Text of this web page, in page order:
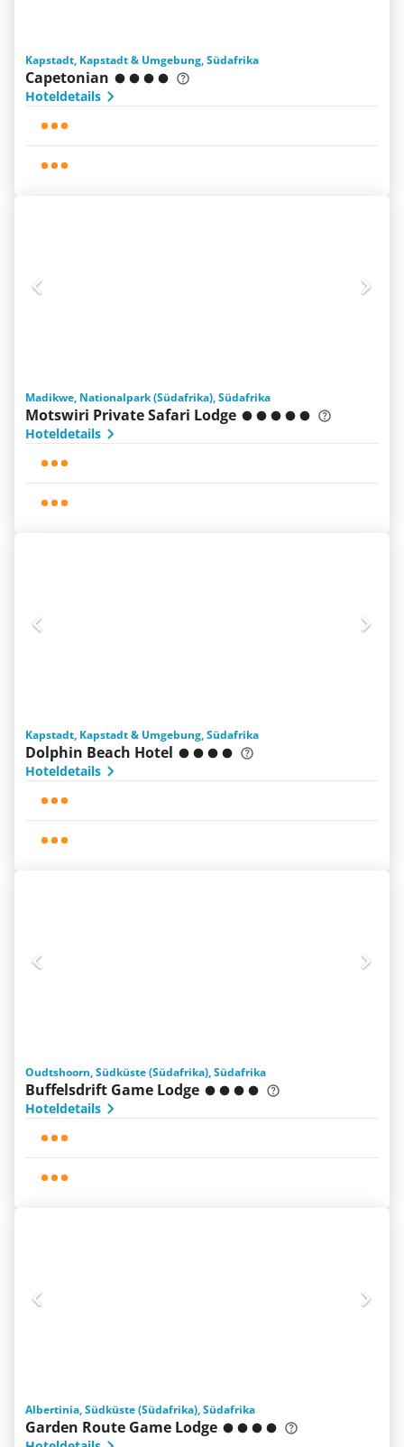
Kapstadt, Kapstadt & Umgebung, Südafrika
Capetonian
Hoteldetails
Madikwe, Nationalpark (Südafrika), Südafrika
Motswiri Private Safari Lodge
Hoteldetails
Kapstadt, Kapstadt & Umgebung, Südafrika
Dolphin Beach Hotel
Hoteldetails
Oudtshoorn, Südküste (Südafrika), Südafrika
Buffelsdrift Game Lodge
Hoteldetails
Albertinia, Südküste (Südafrika), Südafrika
Garden Route Game Lodge